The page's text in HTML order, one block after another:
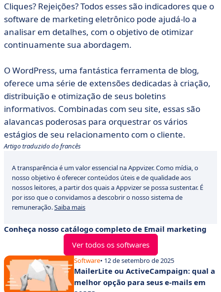
Cliques? Rejeições? Todos esses são indicadores que o
software de marketing eletrônico pode ajudá-lo a
analisar em detalhes, com o objetivo de otimizar
continuamente sua abordagem.
O WordPress, uma fantástica ferramenta de blog,
oferece uma série de extensões dedicadas à criação,
distribuição e otimização de seus boletins
informativos. Combinadas com seu site, essas são
alavancas poderosas para orquestrar os vários
estágios de seu relacionamento com o cliente.
Artigo traduzido do francês
A transparência é um valor essencial na Appvizer. Como mídia, o
nosso objetivo é oferecer conteúdos úteis e de qualidade aos
nossos leitores, a partir dos quais a Appvizer se possa sustentar. É
por isso que o convidamos a descobrir o nosso sistema de
remuneração.Saiba mais
Conheça nosso catálogo completo de Email marketing
Ver todos os softwares
Software• 12 de setembro de 2025
MailerLite ou ActiveCampaign: qual a
melhor opção para seus e-mails em